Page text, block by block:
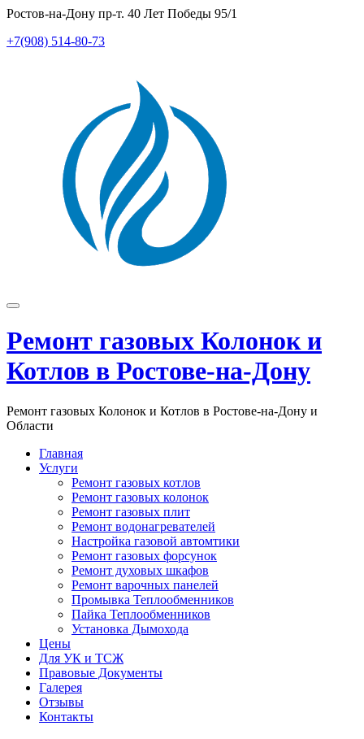
Перейти
содержимому
Ростов-на-Дону пр-т. 40 Лет Победы 95/1
+7(908) 514-80-73
Показать/
навигацию
Ремонт газовых Колонок и
Котлов в Ростове-на-Дону
Ремонт газовых Колонок и Котлов в Ростове-на-Дону и
Области
Главная
Услуги
Ремонт газовых котлов
Ремонт газовых колонок
Ремонт газовых плит
Ремонт водонагревателей
Настройка газовой автомтики
Ремонт газовых форсунок
Ремонт духовых шкафов
Ремонт варочных панелей
Промывка Теплообменников
Пайка Теплообменников
Установка Дымохода
Цены
Для УК и ТСЖ
Правовые Документы
Галерея
Отзывы
Контакты